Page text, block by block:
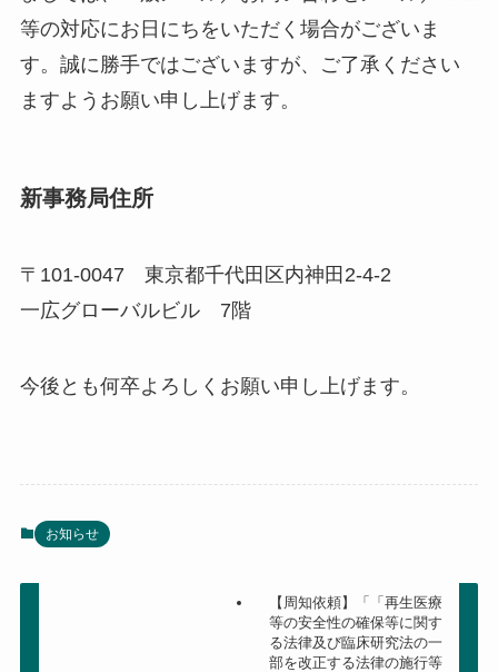
等の対応にお日にちをいただく場合がございま
す。誠に勝手ではございますが、ご了承ください
ますようお願い申し上げます。
新事務局住所
〒101-0047 東京都千代田区内神田2-4-2
一広グローバルビル 7階
今後とも何卒よろしくお願い申し上げます。
お知らせ
【周知依頼】「「再生医療
等の安全性の確保等に関す
る法律及び臨床研究法の一
部を改正する法律の施行等